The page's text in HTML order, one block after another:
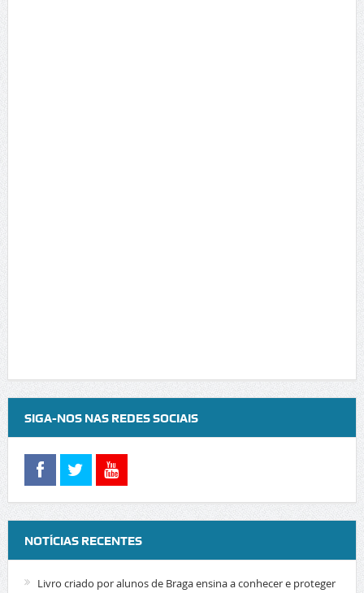
SIGA-NOS NAS REDES SOCIAIS
NOTÍCIAS RECENTES
Livro criado por alunos de Braga ensina a conhecer e proteger